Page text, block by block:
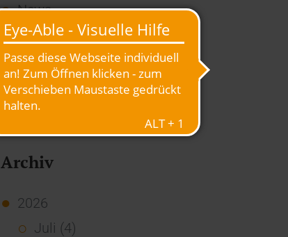
News
Overview
Presse
Report
Standard Echo
Stories
Archiv
2026
Juli (4)